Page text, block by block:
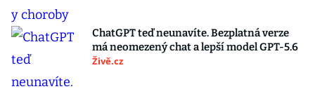
ChatGPT teď neunavíte. Bezplatná verze
má neomezený chat a lepší model GPT-5.6
Živě.cz